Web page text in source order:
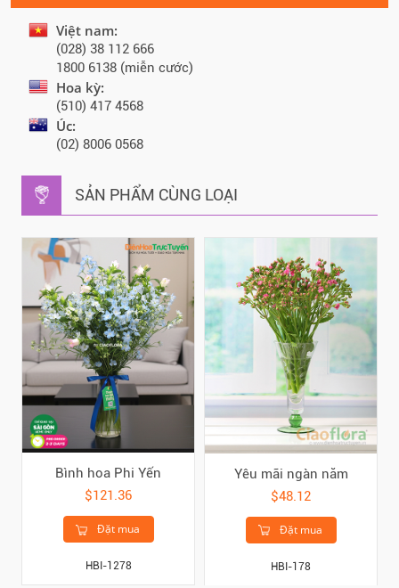
Việt nam:
(028) 38 112 666
1800 6138 (miễn cước)
Hoa kỳ:
(510) 417 4568
Úc:
(02) 8006 0568
SẢN PHẨM CÙNG LOẠI
Bình hoa Phi Yến
$121.36
Đặt mua
HBI-1278
Yêu mãi ngàn năm
$48.12
Đặt mua
HBI-178